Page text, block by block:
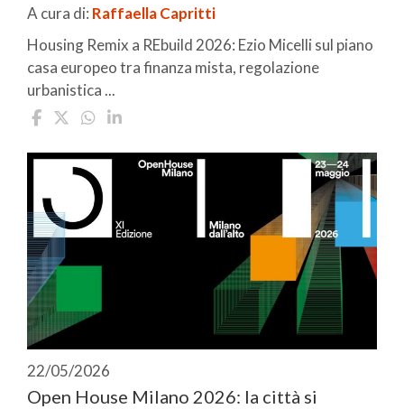
A cura di: Raffaella Capritti
Housing Remix a REbuild 2026: Ezio Micelli sul piano
casa europeo tra finanza mista, regolazione
urbanistica ...
22/05/2026
Open House Milano 2026: la città si